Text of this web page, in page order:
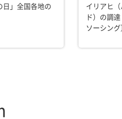
日」全国各地の
イリアヒ
ド）の調
ソーシン